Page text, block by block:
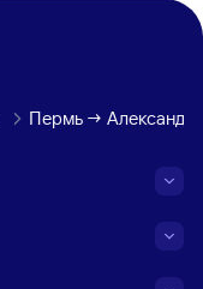
Пермь →